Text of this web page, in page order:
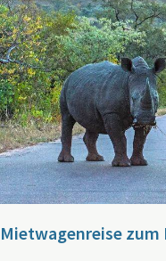
Mietwagenreise